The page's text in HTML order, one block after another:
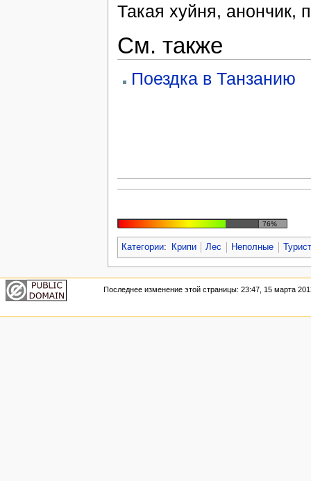
Такая хуйня, анончик,
См. также
Поездка в Танзанию
76%
Категории: Крипи Лес Неполные
Последнее изменение этой страницы: 23:47, 15 марта